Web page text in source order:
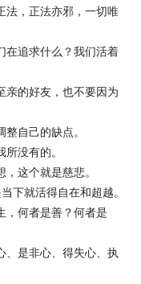
法，正法亦邪，一切唯
在追求什么？我们活着
亲的好友，也不要因为
自己的缺点。
没有的。
这个就是慈悲。
下就活得自在和超越。
，何者是善？何者是
、是非心、得失心、执